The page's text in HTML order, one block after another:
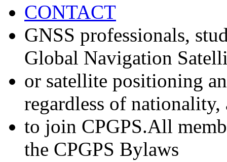
CONTACT
GNSS professionals,
Global Navigation
or satellite positioning
regardless of nationality,
to join CPGPS.All
the CPGPS Bylaws